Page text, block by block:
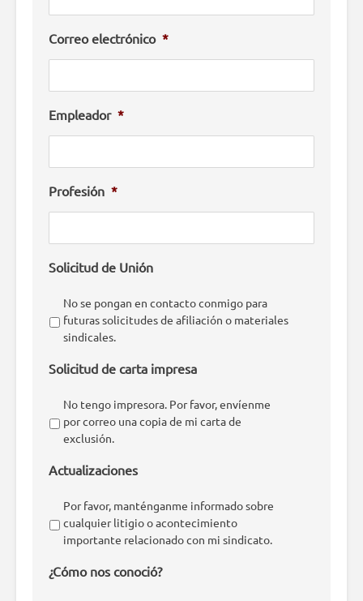
Correo electrónico *
Empleador *
Profesión *
Solicitud de Unión
No se pongan en contacto conmigo para
futuras solicitudes de afiliación o materiales
sindicales.
Solicitud de carta impresa
No tengo impresora. Por favor, envíenme
por correo una copia de mi carta de
exclusión.
Actualizaciones
Por favor, manténganme informado sobre
cualquier litigio o acontecimiento
importante relacionado con mi sindicato.
¿Cómo nos conoció?